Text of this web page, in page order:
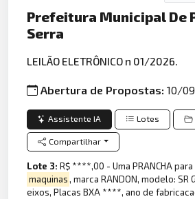
Prefeitura Municipal De
Serra
LEILÃO ELETRÔNICO n 01/2026.
Abertura de Propostas:10/
Assistente IA Lotes
Compartilhar
Lote 3:R$ ****,00 - Uma PRANCHA
maquinas, marca RANDON, modelo: SR
eixos, Placas BXA ****, ano de